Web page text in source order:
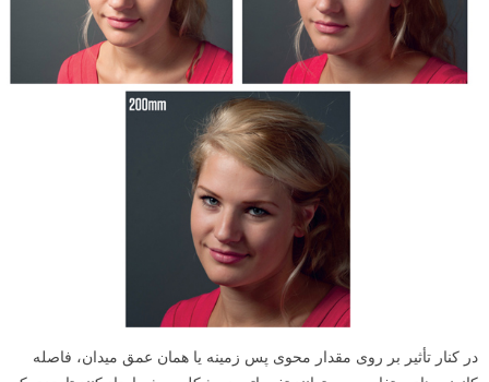
در کنار تأثیر بر روی مقدار محوی پس زمینه یا همان عمق میدان، فاصله